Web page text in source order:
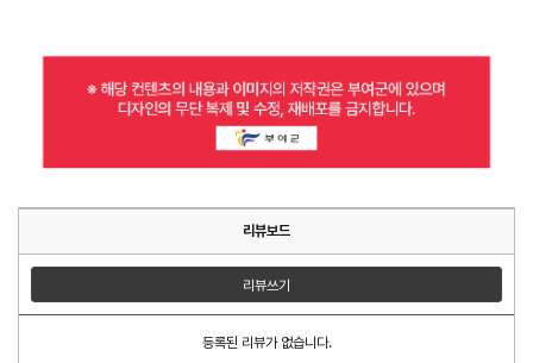
리뷰보드
리뷰쓰기
등록된 리뷰가 없습니다.